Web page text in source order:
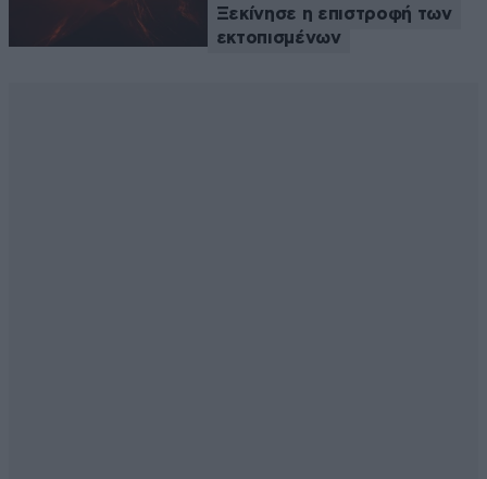
Ξεκίνησε η επιστροφή των
εκτοπισμένων